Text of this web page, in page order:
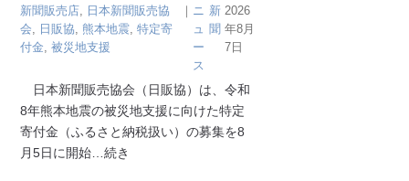
新聞販売店
日本新聞販売協
会
日販協 熊本地震 ,特定寄
付金 ,被災地支援
｜ ニ
ュ
ー
ス
新
聞
2026
年8月
7日
日本新聞販売協会（日販協）は、令和
8年熊本地震の被災地支援に向けた特定
寄付金（ふるさと納税扱い）の募集を8
月5日に開始 …続き